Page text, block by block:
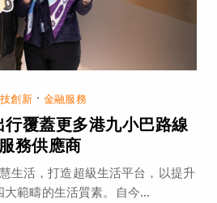
創新·金融服務
覆蓋更多港九小巴路線
務供應商
生活，打造超級生活平台，以提升
範疇的生活質素。自今...